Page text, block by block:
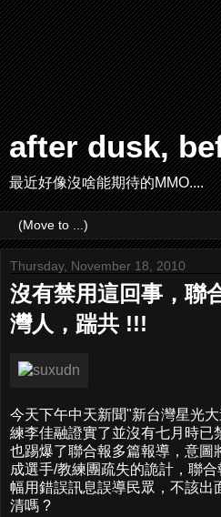
after dusk,
最近好像沒啥能期待的MMO....
Thursday, November 18, 2010
沒有禁用這回事，聯
灣人，踹共 !!!
今天下午中天新聞"新台灣星光
練李佳融證實了並沒有七月時已
也踢爆了聯合報多篇報導，意圖
成選手/教練團疏失的詭計，聯
幅用錯誤訊息誤導民眾，不該出
清嗎 ?